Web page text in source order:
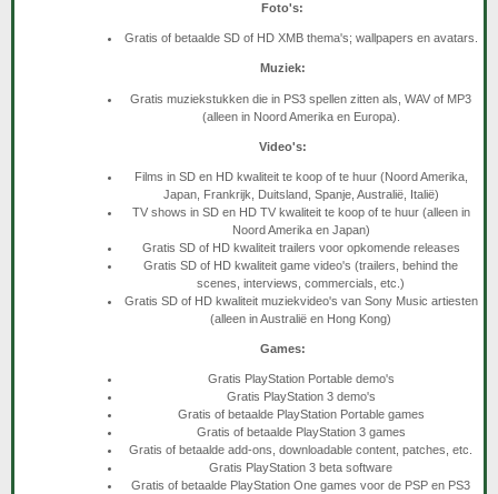
Foto's:
Gratis of betaalde SD of HD XMB thema's; wallpapers en avatars.
Muziek:
Gratis muziekstukken die in PS3 spellen zitten als, WAV of MP3
(alleen in Noord Amerika en Europa).
Video's:
Films in SD en HD kwaliteit te koop of te huur (Noord Amerika,
Japan, Frankrijk, Duitsland, Spanje, Australië, Italië)
TV shows in SD en HD TV kwaliteit te koop of te huur (alleen in
Noord Amerika en Japan)
Gratis SD of HD kwaliteit trailers voor opkomende releases
Gratis SD of HD kwaliteit game video's (trailers, behind the
scenes, interviews, commercials, etc.)
Gratis SD of HD kwaliteit muziekvideo's van Sony Music artiesten
(alleen in Australië en Hong Kong)
Games:
Gratis PlayStation Portable demo's
Gratis PlayStation 3 demo's
Gratis of betaalde PlayStation Portable games
Gratis of betaalde PlayStation 3 games
Gratis of betaalde add-ons, downloadable content, patches, etc.
Gratis PlayStation 3 beta software
Gratis of betaalde PlayStation One games voor de PSP en PS3